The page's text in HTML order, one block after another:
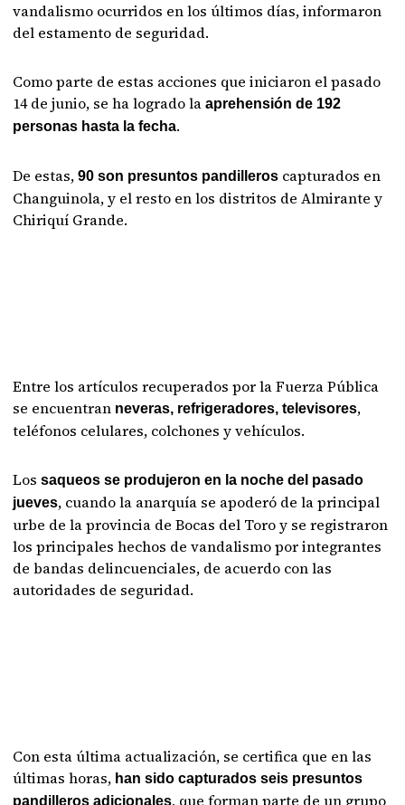
vandalismo ocurridos en los últimos días, informaron
del estamento de seguridad.
Como parte de estas acciones que iniciaron el pasado
14 de junio, se ha logrado la aprehensión de 192
personas hasta la fecha.
De estas,90 son presuntos pandilleros capturados en
Changuinola, y el resto en los distritos de Almirante y
Chiriquí Grande.
Entre los artículos recuperados por la Fuerza Pública
se encuentran neveras, refrigeradores, televisores,
teléfonos celulares, colchones y vehículos.
Los saqueos se produjeron en la noche del pasado
jueves, cuando la anarquía se apoderó de la principal
urbe de la provincia de Bocas del Toro y se registraron
los principales hechos de vandalismo por integrantes
de bandas delincuenciales, de acuerdo con las
autoridades de seguridad.
Con esta última actualización, se certifica que en las
últimas horas, han sido capturados seis presuntos
pandilleros adicionales, que forman parte de un grupo